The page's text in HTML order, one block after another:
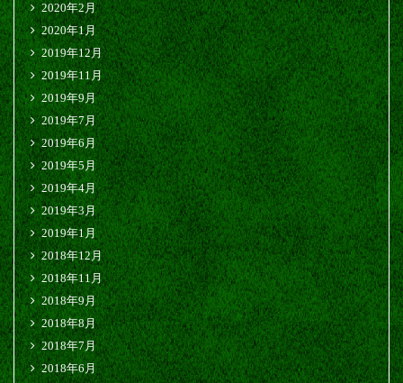
2020年2月
2020年1月
2019年12月
2019年11月
2019年9月
2019年7月
2019年6月
2019年5月
2019年4月
2019年3月
2019年1月
2018年12月
2018年11月
2018年9月
2018年8月
2018年7月
2018年6月